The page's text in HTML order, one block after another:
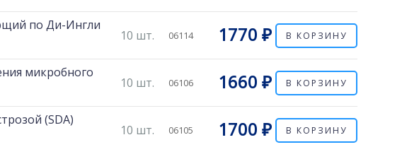
по Ди-Ингли
10 шт. 06114 1770 ₽ В КОРЗИНУ
микробного
10 шт. 06106 1660 ₽ В КОРЗИНУ
(SDA)
10 шт. 06105 1700 ₽ В КОРЗИНУ